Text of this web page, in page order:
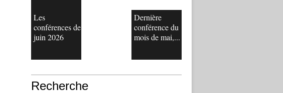
Les
conférences de
juin 2026
Dernière
conférence du
mois de mai,...
Recherche